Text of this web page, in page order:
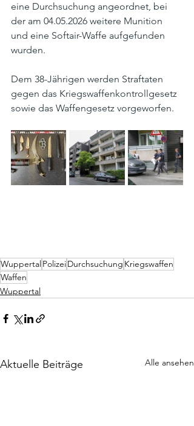
eine Durchsuchung angeordnet, bei
der am 04.05.2026 weitere Munition
und eine Softair-Waffe aufgefunden
wurden.
Dem 38-Jährigen werden Straftaten
gegen das Kriegswaffenkontrollgesetz
sowie das Waffengesetz vorgeworfen.
WuppertalPolizeiDurchsuchung Kriegswaffen
Waffen
Wuppertal
Aktuelle Beiträge Alle ansehen